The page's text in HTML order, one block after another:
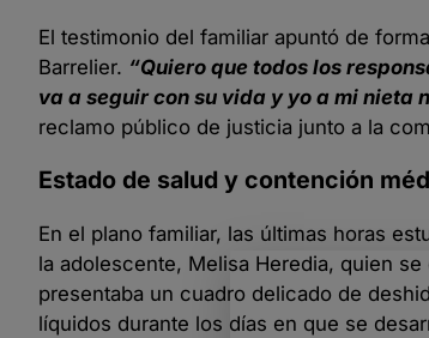
El testimonio del familiar apuntó de
Barrelier. “Quiero que todos los
va a seguir con su vida y yo a mi nieta
reclamo público de justicia junto a la
Estado de salud y contención
En el plano familiar, las últimas horas
la adolescente, Melisa Heredia, quien
presentaba un cuadro delicado de
líquidos durante los días en que se